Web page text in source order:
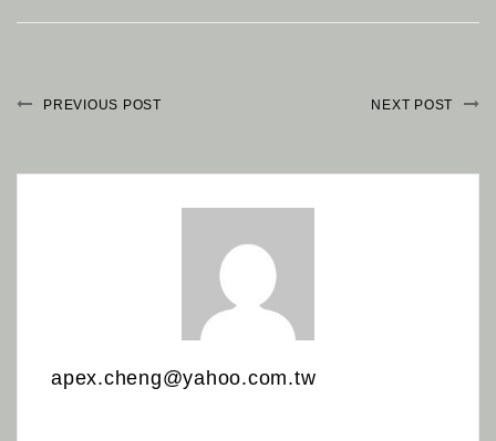
PREVIOUS POST NEXT POST
apex.cheng@yahoo.com.tw